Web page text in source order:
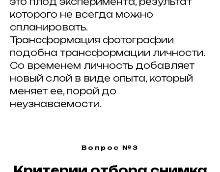
которого не всегда можно
спланировать.
Трансформация фотографии
подобна трансформации личности.
Со временем личность добавляет
новый слой в виде опыта, который
меняет ее, порой до
неузнаваемости.
Вопрос №3
ИЩЕМ
ПАРТНЕРЫ